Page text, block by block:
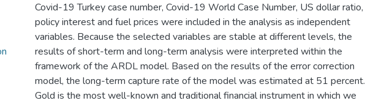
Covid-19 Turkey case number, Covid-19 World Case Number, US dollar ratio,
policy interest and fuel prices were included in the analysis as independent
variables. Because the selected variables are stable at different levels, the
results of short-term and long-term analysis were interpreted within the
framework of the ARDL model. Based on the results of the error correction
model, the long-term capture rate of the model was estimated at 51 percent.
Gold is the most well-known and traditional financial instrument in which we